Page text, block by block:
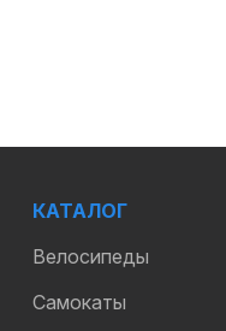
КАТАЛОГ
Велосипеды
Самокаты